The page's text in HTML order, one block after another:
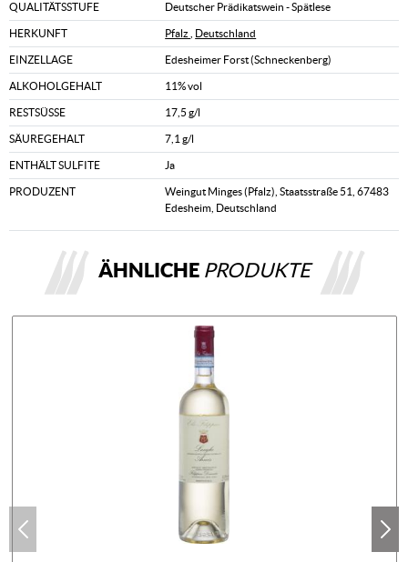
QUALITÄTSSTUFE Deutscher Prädikatswein - Spätlese
HERKUNFT Pfalz Deutschland
EINZELLAGE Edesheimer Forst (Schneckenberg)
ALKOHOLGEHALT 11% vol
RESTSÜSSE 17,5 g/l
SÄUREGEHALT 7,1 g/l
ENTHÄLT SULFITE Ja
PRODUZENT
Weingut Minges (Pfalz), Staatsstraße 51, 67483
Edesheim, Deutschland
ÄHNLICHE PRODUKTE